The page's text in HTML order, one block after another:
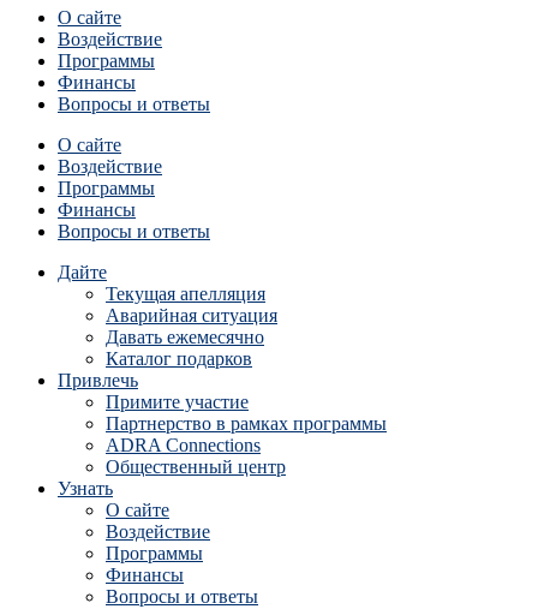
О сайте
Воздействие
Программы
Финансы
Вопросы и ответы
О сайте
Воздействие
Программы
Финансы
Вопросы и ответы
Дайте
Текущая апелляция
Аварийная ситуация
Давать ежемесячно
Каталог подарков
Привлечь
Примите участие
Партнерство в рамках программы
ADRA Connections
Общественный центр
Узнать
О сайте
Воздействие
Программы
Финансы
Вопросы и ответы